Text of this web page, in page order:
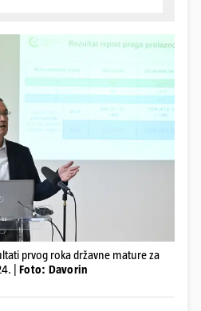
prvog roka državne mature za
| Foto: Davorin